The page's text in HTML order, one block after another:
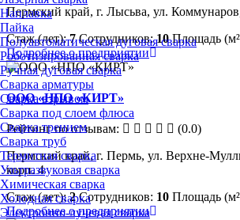
Наплавка
Пайка
Полуавтоматическая дуговая сварка
Роботизированная сварка
Ручная дуговая сварка
Сварка арматуры
Сварка взрывом
Сварка под слоем флюса
Сварка трением
Сварка труб
Термитная сварка
Ультразвуковая сварка
Химическая сварка
Холодная сварка
Электронно-лучевая сварка
Пермский край, г. Лысьва, ул.
Стаж (лет):7 Сотрудников:10 Площадь
Подробнее о предприятии
ООО «НПО «КИРТ»
Рейтинг по отзывам:
(0.0)
Пермский край, г. Пермь, ул. Верхне-
корп. 4
Стаж (лет):2 Сотрудников: 10 Площадь
Подробнее о предприятии